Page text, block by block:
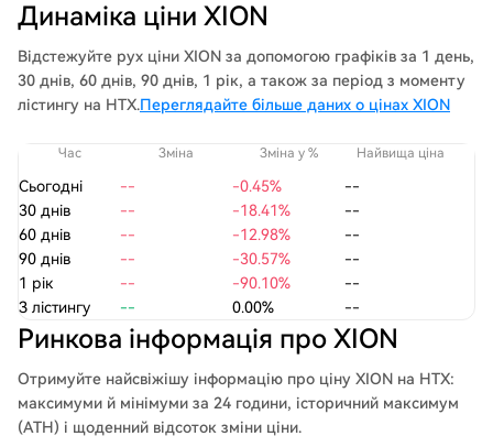
Динаміка ціни XION
Відстежуйте рух ціни XION за допомогою графіків за 1 день,
30 днів, 60 днів, 90 днів, 1 рік, а також за період з моменту
лістингу на HTX.Переглядайте більше даних о цінах XION
Час Зміна Зміна у % Найвища ціна
Сьогодні -- -0.45%
--
30 днів
-- -18.41%
--
60 днів
-- -12.98%
--
90 днів
-- -30.57%
--
1 рік
-- -90.10%
--
З лістингу
-- 0.00% --
Ринкова інформація про XION
Отримуйте найсвіжішу інформацію про ціну XION на HTX:
максимуми й мінімуми за 24 години, історичний максимум
(ATH) і щоденний відсоток зміни ціни.